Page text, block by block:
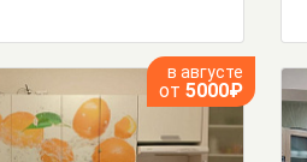
в августе
от 5000₽